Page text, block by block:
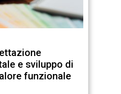
e sviluppo di
funzionale